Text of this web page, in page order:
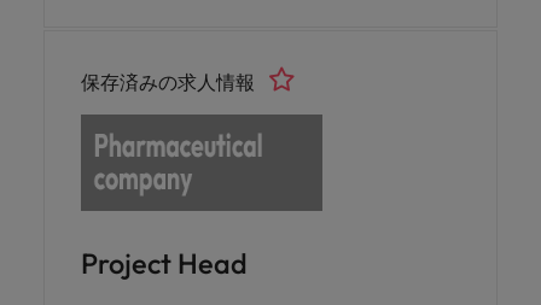
Project Head
保存済みの求人情報